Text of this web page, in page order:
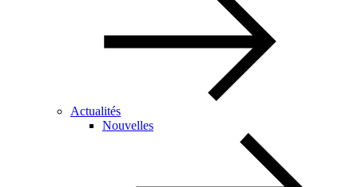
Actualités
Nouvelles